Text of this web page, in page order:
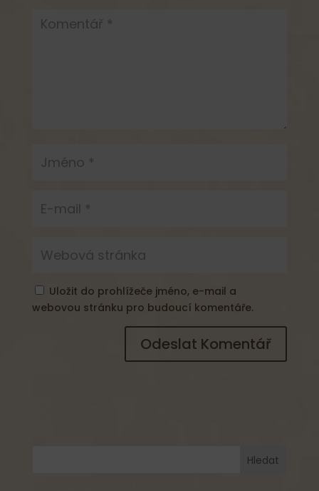
Uložit do prohlížeče jméno, e-mail a
webovou stránku pro budoucí komentáře.
Hledat